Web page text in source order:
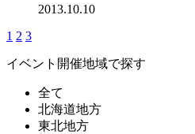
2013.10.10
1 2 3
イベント開催地域で探す
全て
北海道地方
東北地方